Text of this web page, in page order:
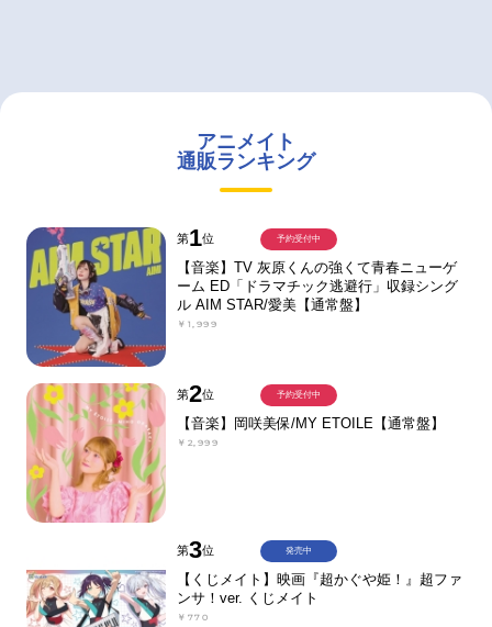
アニメイト
通販ランキング
第1位
【音楽】TV 灰原くんの強くて青春ニューゲ
ーム ED「ドラマチック逃避行」収録シング
ル AIM STAR/愛美【通常盤】
￥1,999
予約受付中
第2位
【音楽】岡咲美保/MY ETOILE【通常盤】
￥2,999
予約受付中
第3位
【くじメイト】映画『超かぐや姫！』超ファ
ンサ！ver. くじメイト
￥770
発売中